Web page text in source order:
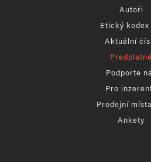
Autoři
Etický kodex
Aktuální
Předplatné
Podpořte
Pro
Prodejní
Ankety